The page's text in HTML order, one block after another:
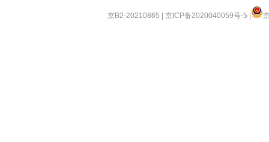
京B2-20210865 京ICP备2020040059号-5